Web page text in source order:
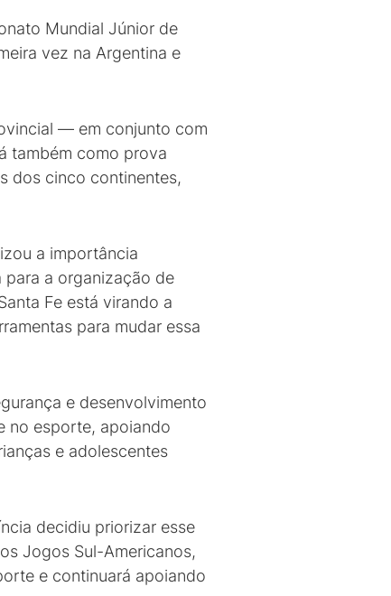
Mundial Júnior de
vez na Argentina e
— em conjunto com
também como prova
dos cinco continentes,
a importância
para a organização de
Fe está virando a
para mudar essa
e desenvolvimento
no esporte, apoiando
e adolescentes
decidiu priorizar esse
Jogos Sul-Americanos,
e continuará apoiando